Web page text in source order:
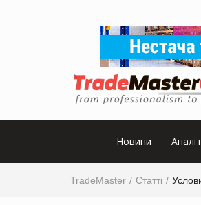
Новини
TradeMaster Статті